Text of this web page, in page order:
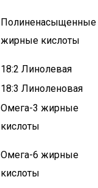
Полиненасыщенные
жирные кислоты
18:2 Линолевая
18:3 Линоленовая
Омега-3 жирные
кислоты
Омега-6 жирные
кислоты